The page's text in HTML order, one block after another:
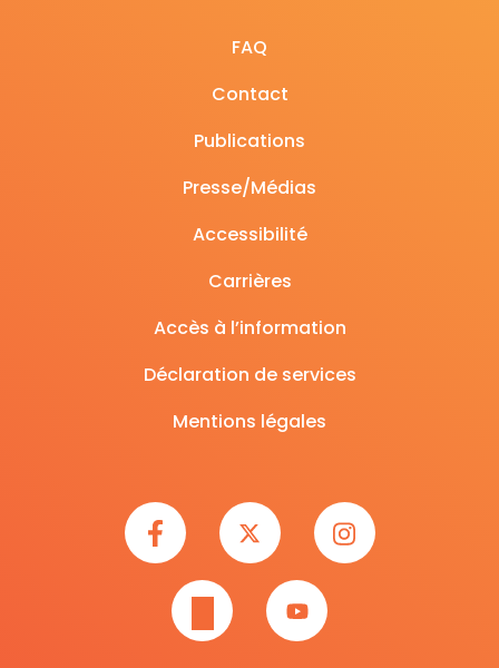
FAQ
Contact
Publications
Presse/Médias
Accessibilité
Carrières
Accès à l’information
Déclaration de services
Mentions légales